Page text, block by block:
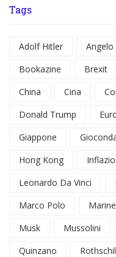
Tags
Adolf Hitler Angelo
Bookazine
Brexit
China
Cina
Donald Trump
Giappone
Hong Kong
Leonardo Da Vinci
Marco Polo
Musk
Mussolini
Quinzano